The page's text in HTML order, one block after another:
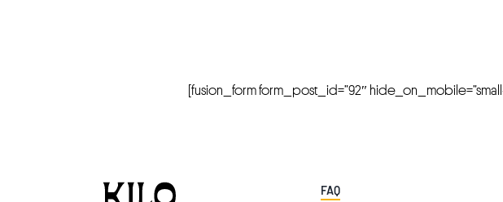
[fusion_form form_post_id=”92″
FAQ